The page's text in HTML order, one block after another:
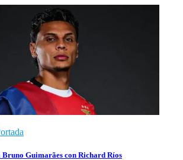
Guimarães con Richard Ríos